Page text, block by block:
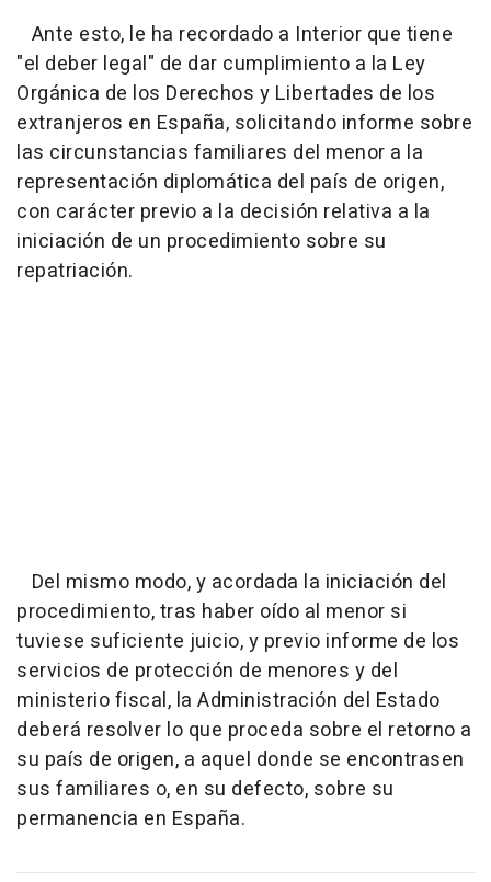
Ante esto, le ha recordado a Interior que tiene
"el deber legal" de dar cumplimiento a la Ley
Orgánica de los Derechos y Libertades de los
extranjeros en España, solicitando informe sobre
las circunstancias familiares del menor a la
representación diplomática del país de origen,
con carácter previo a la decisión relativa a la
iniciación de un procedimiento sobre su
repatriación.
Del mismo modo, y acordada la iniciación del
procedimiento, tras haber oído al menor si
tuviese suficiente juicio, y previo informe de los
servicios de protección de menores y del
ministerio fiscal, la Administración del Estado
deberá resolver lo que proceda sobre el retorno a
su país de origen, a aquel donde se encontrasen
sus familiares o, en su defecto, sobre su
permanencia en España.